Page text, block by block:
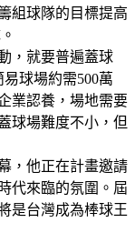
組球隊的目標提高
，就要普遍蓋球
球場約需500萬
業認養，場地需要
球場難度不小，但
，他正在計畫邀請
代來臨的氛圍。屆
是台灣成為棒球王